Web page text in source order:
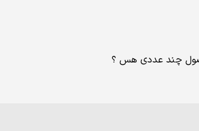
چند عددی هس ؟